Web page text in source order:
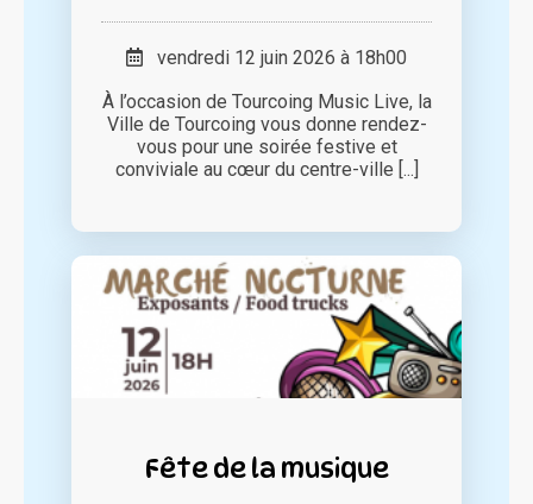
vendredi 12 juin 2026 à 18h00
À l’occasion de Tourcoing Music Live, la
Ville de Tourcoing vous donne rendez-
vous pour une soirée festive et
conviviale au cœur du centre-ville [...]
Fête de la musique